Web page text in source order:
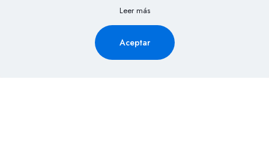
Leer más
Aceptar